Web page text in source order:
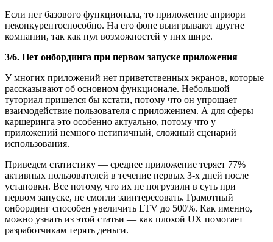
Если нет базового функционала, то приложение априори
неконкурентоспособно. На его фоне выигрывают другие
компании, так как пул возможностей у них шире.
3/6. Нет онбординга при первом запуске приложения
У многих приложений нет приветственных экранов, которые
рассказывают об основном функционале. Небольшой
туториал пришелся бы кстати, потому что он упрощает
взаимодействие пользователя с приложением. А для сферы
каршеринга это особенно актуально, потому что у
приложений немного нетипичный, сложный сценарий
использования.
Приведем статистику — среднее приложение теряет 77%
активных пользователей в течение первых 3-х дней после
установки. Все потому, что их не погрузили в суть при
первом запуске, не смогли заинтересовать. Грамотный
онбординг способен увеличить LTV до 500%. Как именно,
можно узнать из этой статьи — как плохой UX помогает
разработчикам терять деньги.